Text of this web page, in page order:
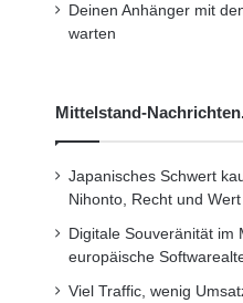
Deinen Anhänger mit
warten
Mittelstand-
Japanisches Schwert
Nihonto, Recht und
Digitale Souveränität im
europäische
Viel Traffic, wenig